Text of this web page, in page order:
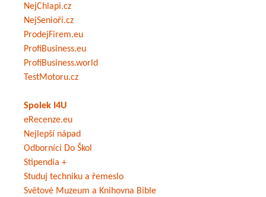
NejChlapi.cz
NejSenioři.cz
ProdejFirem.eu
ProfiBusiness.eu
ProfiBusiness.world
TestMotoru.cz
Spolek I4U
eRecenze.eu
Nejlepší nápad
Odborníci Do Škol
Stipendia +
Studuj techniku a řemeslo
Světové Muzeum a Knihovna Bible